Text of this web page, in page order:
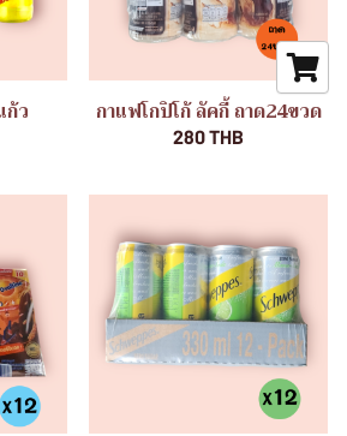
ว กาแฟโกปิโก้ ลัคกี้ ถาด24ขวด
280 THB